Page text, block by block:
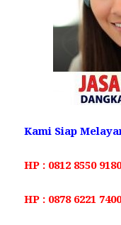
Kami Siap
HP : 0812 8550
HP : 0878 6221